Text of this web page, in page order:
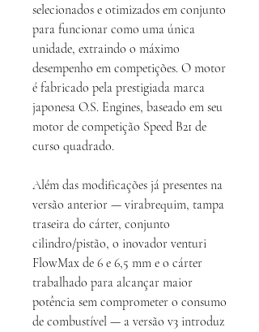
selecionados e otimizados em conjunto
para funcionar como uma única
unidade, extraindo o máximo
desempenho em competições. O motor
é fabricado pela prestigiada marca
japonesa O.S. Engines, baseado em seu
motor de competição Speed ​​B21 de
curso quadrado.
Além das modificações já presentes na
versão anterior — virabrequim, tampa
traseira do cárter, conjunto
cilindro/pistão, o inovador venturi
FlowMax de 6 e 6,5 mm e o cárter
trabalhado para alcançar maior
potência sem comprometer o consumo
de combustível — a versão v3 introduz